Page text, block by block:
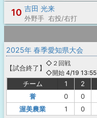
10 吉田 光来
外野手 右投/右打
2025年 春季愛知県大会
【試合終了 】
◇２回戦
◇開始 4/19 13:55
チーム 1 2
誉
0 0
渥美農業
1 0